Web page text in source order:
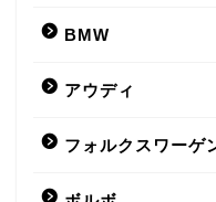
BMW
アウディ
フォルクスワーゲ